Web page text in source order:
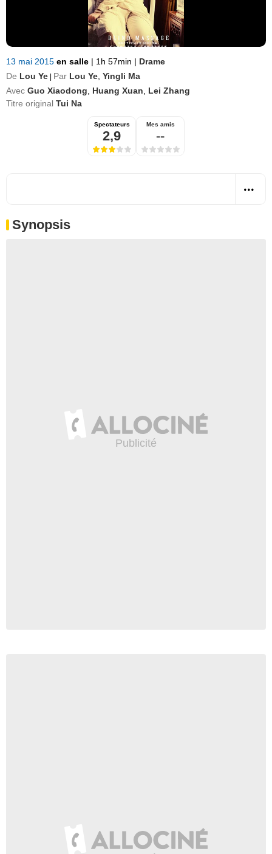
13 mai 2015 en salle | 1h 57min | Drame
De Lou Ye Par Lou Ye Yingli Ma
Avec Guo Xiaodong Huang Xuan
Lei Zhang
Titre original Tui Na
Spectateurs
2,9
Mes amis
--
Synopsis